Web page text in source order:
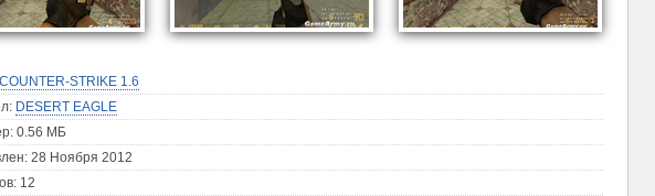
COUNTER-STRIKE 1.6
DESERT EAGLE
0.56 МБ
28 Ноября 2012
12